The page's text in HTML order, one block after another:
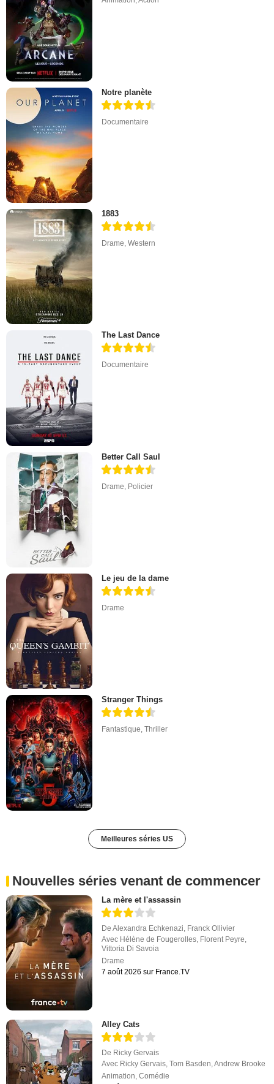
Notre planète
Documentaire
1883
Drame,Western
The Last Dance
Documentaire
Better Call Saul
Drame Policier
Le jeu de la dame
Drame
Stranger Things
Fantastique,Thriller
Meilleures séries US
Nouvelles séries venant de commencer
La mère et l'assassin
DeAlexandra Echkenazi Franck Ollivier
Avec Hélène de Fougerolles Florent Peyre
Vittoria Di Savoia
Drame
7 août 2026 sur France.TV
Alley Cats
De Ricky Gervais
Avec Ricky Gervais,Tom Basden,Andrew Brooke
Animation,Comédie